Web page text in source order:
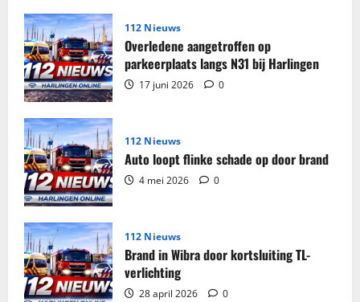
woning
Harlingen112 Nieuws
Overledene aangetroffen op
parkeerplaats langs N31 bij Harlingen
17 juni 2026 0
112 Nieuws
Auto loopt flinke schade op door brand
4 mei 2026 0
112 Nieuws
Brand in Wibra door kortsluiting TL-
verlichting
28 april 2026 0